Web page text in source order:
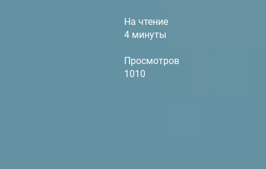
На чтение
4 минуты
Просмотров
1010